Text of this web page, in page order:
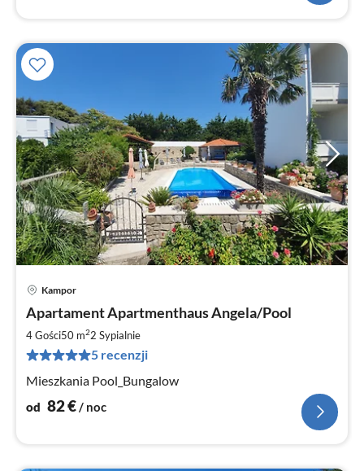
Kampor
Apartament Apartmenthaus Angela/Pool
4 Gości50 m22 Sypialnie
5 recenzji
Mieszkania Pool_Bungalow
od 82€/ noc